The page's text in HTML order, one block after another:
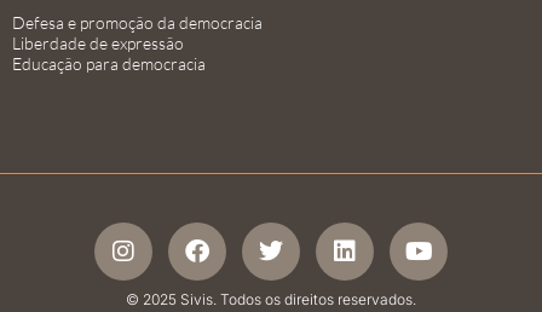
Defesa e promoção da democracia
Liberdade de expressão
Educação para democracia
© 2025 Sivis. Todos os direitos reservados.